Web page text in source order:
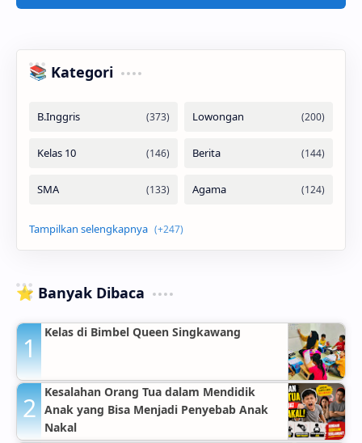
📚 Kategori
⭐ Banyak Dibaca
Kelas di Bimbel Queen Singkawang
Kesalahan Orang Tua dalam Mendidik
Anak yang Bisa Menjadi Penyebab Anak
Nakal